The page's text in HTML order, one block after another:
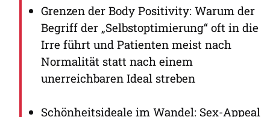
Grenzen der Body Positivity: Warum der
Begriff der „Selbstoptimierung“ oft in die
Irre führt und Patienten meist nach
Normalität statt nach einem
unerreichbaren Ideal streben
Schönheitsideale im Wandel: Sex-Appeal